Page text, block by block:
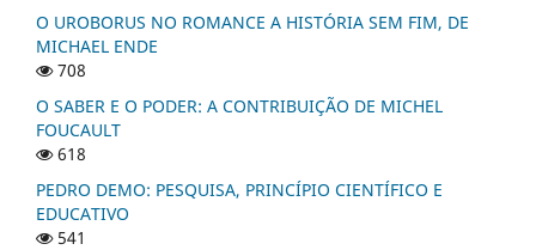
O UROBORUS NO ROMANCE A HISTÓRIA SEM FIM, DE
MICHAEL ENDE
708
O SABER E O PODER: A CONTRIBUIÇÃO DE MICHEL
FOUCAULT
618
PEDRO DEMO: PESQUISA, PRINCÍPIO CIENTÍFICO E
EDUCATIVO
541